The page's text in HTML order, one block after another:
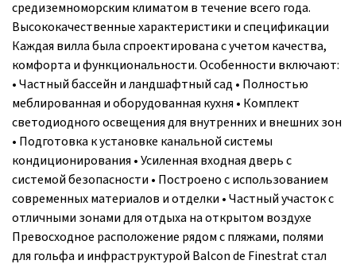
средиземноморским климатом в течение всего года.
Высококачественные характеристики и спецификации
Каждая вилла была спроектирована с учетом качества,
комфорта и функциональности. Особенности включают:
• Частный бассейн и ландшафтный сад • Полностью
меблированная и оборудованная кухня • Комплект
светодиодного освещения для внутренних и внешних зон
• Подготовка к установке канальной системы
кондиционирования • Усиленная входная дверь с
системой безопасности • Построено с использованием
современных материалов и отделки • Частный участок с
отличными зонами для отдыха на открытом воздухе
Превосходное расположение рядом с пляжами, полями
для гольфа и инфраструктурой Balcon de Finestrat стал